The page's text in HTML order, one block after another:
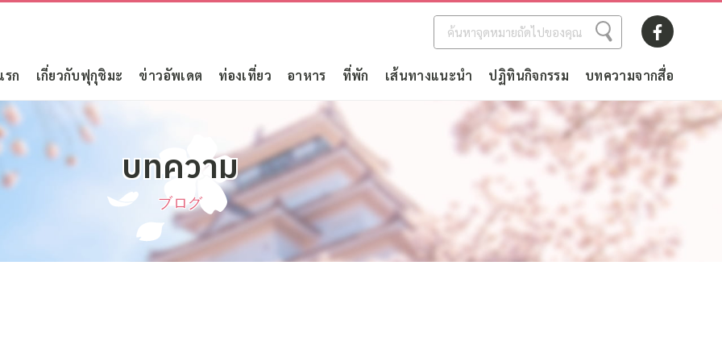
ก เกี่ยวกับฟุกุชิมะ ข่าวอัพเดต ท่องเที่ยว อาหาร ที่พัก เส้นทางแนะนำ ปฏิทินกิจกรรม บทความจากสื่อ
บทความ
ブログ